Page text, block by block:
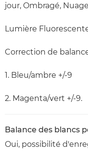
jour, Ombragé,
Lumière
Correction de
1. Bleu/ambre +/-9
2. Magenta/vert +/-9.
Balance des blancs
Oui, possibilité